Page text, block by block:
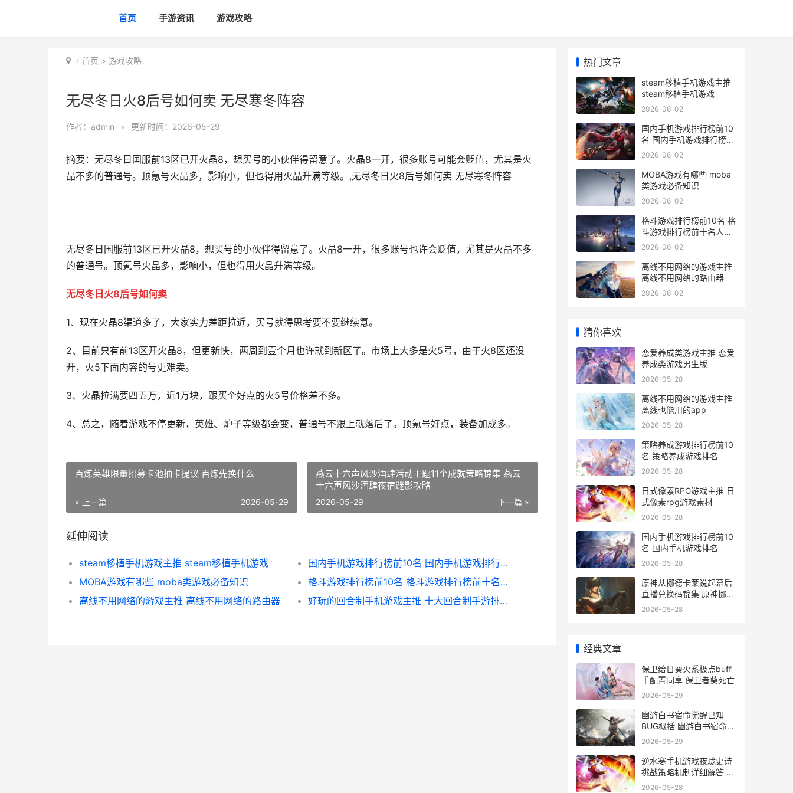
首页 手游资讯 游戏攻略
首页 > 游戏攻略
无尽冬日火8后号如何卖 无尽寒冬阵容
作者： admin • 更新时间：2026-05-29
摘要：无尽冬日国服前13区已开火晶8，想买号的小伙伴得留意了。火晶8一开，很多账号可能会贬值，尤其是火
晶不多的普通号。顶氪号火晶多，影响小，但也得用火晶升满等级。,无尽冬日火8后号如何卖 无尽寒冬阵容
无尽冬日国服前13区已开火晶8，想买号的小伙伴得留意了。火晶8一开，很多账号也许会贬值，尤其是火晶不多
的普通号。顶氪号火晶多，影响小，但也得用火晶升满等级。
无尽冬日火8后号如何卖
1、现在火晶8渠道多了，大家实力差距拉近，买号就得思考要不要继续氪。
2、目前只有前13区开火晶8，但更新快，两周到壹个月也许就到新区了。市场上大多是火5号，由于火8区还没
开，火5下面内容的号更难卖。
3、火晶拉满要四五万，近1万块，跟买个好点的火5号价格差不多。
4、总之，随着游戏不停更新，英雄、炉子等级都会变，普通号不跟上就落后了。顶氪号好点，装备加成多。
百炼英雄限量招募卡池抽卡提议 百炼先换什么
« 上一篇 2026-05-29
燕云十六声风沙酒肆活动主题11个成就策略锦集 燕云
十六声风沙酒肆夜宿谜影攻略
下一篇 »
2026-05-29
延伸阅读
steam移植手机游戏主推 steam移植手机游戏
国内手机游戏排行榜前10名 国内手机游戏排行榜前十名
MOBA游戏有哪些 moba类游戏必备知识
格斗游戏排行榜前10名 格斗游戏排行榜前十名人物图片
离线不用网络的游戏主推 离线不用网络的路由器
好玩的回合制手机游戏主推 十大回合制手游排行榜,一切装备靠打
热门文章
steam移植手机游戏主推
steam移植手机游戏
2026-06-02
国内手机游戏排行榜前10
名 国内手机游戏排行榜前
十名
2026-06-02
MOBA游戏有哪些 moba
类游戏必备知识
2026-06-02
格斗游戏排行榜前10名 格
斗游戏排行榜前十名人物
图片
2026-06-02
离线不用网络的游戏主推
离线不用网络的路由器
2026-06-02
猜你喜欢
恋爱养成类游戏主推 恋爱
养成类游戏男生版
2026-05-28
离线不用网络的游戏主推
离线也能用的app
2026-05-28
策略养成游戏排行榜前10
名 策略养成游戏排名
2026-05-28
日式像素RPG游戏主推 日
式像素rpg游戏素材
2026-05-28
国内手机游戏排行榜前10
名 国内手机游戏排名
2026-05-28
原神从挪德卡莱说起幕后
直播兑换码锦集 原神挪德
卡莱原型
2026-05-28
经典文章
保卫给日葵火系极点buff
手配置同享 保卫者葵死亡
2026-05-29
幽游白书宿命觉醒已知
BUG概括 幽游白书宿命觉
醒停服公告
2026-05-29
逆水寒手机游戏夜珑史诗
挑战策略机制详细解答 逆
水寒手游 手机游戏
2026-05-28